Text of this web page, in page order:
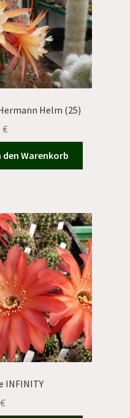
Helm (25)
€
den Warenkorb
INFINITY
€